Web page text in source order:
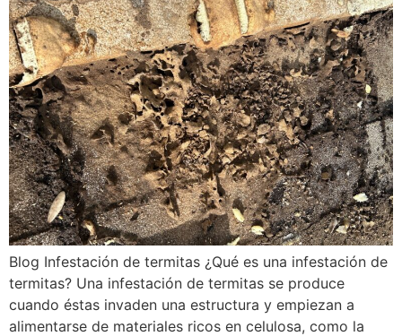
Blog Infestación de termitas ¿Qué es una infestación de
termitas? Una infestación de termitas se produce
cuando éstas invaden una estructura y empiezan a
alimentarse de materiales ricos en celulosa, como la